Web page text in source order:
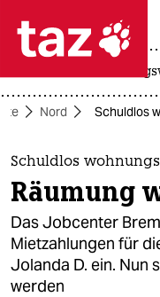
 taz
themen
politik
öko
gesellschaft
Nord Schuldlos
Schuldlos
Räumung
Das Jobcenter
Mietzahlungen für
Jolanda D. ein. Nun
werden